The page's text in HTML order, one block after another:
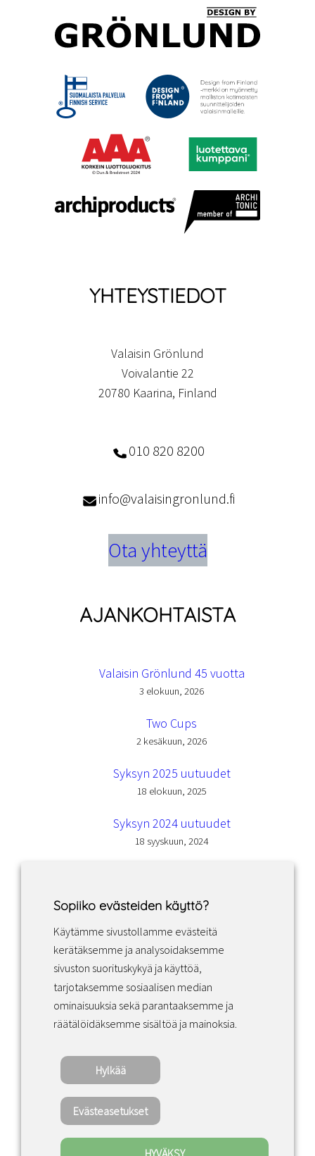
YHTEYSTIEDOT
Valaisin Grönlund
Voivalantie 22
20780 Kaarina, Finland
010 820 8200
info@valaisingronlund.fi
Ota yhteyttä
AJANKOHTAISTA
Valaisin Grönlund 45 vuotta
3 elokuun, 2026
Two Cups
2 kesäkuun, 2026
Syksyn 2025 uutuudet
18 elokuun, 2025
Syksyn 2024 uutuudet
18 syyskuun, 2024
Facebook Instagram LinkedIn
Sopimusehdot
Copyright ©2022 · Valaisin Grönlund – All
Rights Reserved
Sopiiko evästeiden käyttö?
Käytämme sivustollamme evästeitä
kerätäksemme ja analysoidaksemme
sivuston suorituskykyä ja käyttöä,
tarjotaksemme sosiaalisen median
ominaisuuksia sekä parantaaksemme ja
räätälöidäksemme sisältöä ja mainoksia.
Hylkää
Evästeasetukset
HYVÄKSY